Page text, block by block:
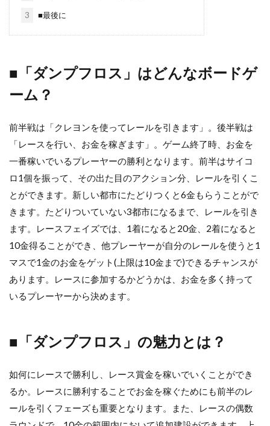
3 ■最後に
■「ダンプフロス」はどんなボードゲ
ーム？
前半戦は「クレヨンを使ってレールを引きます」。後半戦は
「レースを行い、お金を稼ぎます」。ゲーム終了時、お金を
一番稼いでいるプレーヤーの勝利となります。前半はサイコ
ロ1個を振って、その出た目のアクション分、レールを引くこ
とができます。新しい都市にたどりつくと6金もらうことがで
きます。たどりついていない3都市になるまで、レールを引き
ます。レースフェイズでは、1着になると20金、2着になると
10金得ることができ、他プレーヤーが自分のレールを使うと1
マスで1金のお金をゲット(上限は10金まで)できるチャンスが
あります。レースに参加するかどうかは、お金を多く持って
いるプレーヤーから決めます。
■「ダンプフロス」の魅力とは？
如何にレースで勝利し、レース賞金を稼いでいくことができ
るか。レースに勝利することでお金を稼ぐためにも前半のレ
ールを引くフェーズも重要となります。また、レースの偶数